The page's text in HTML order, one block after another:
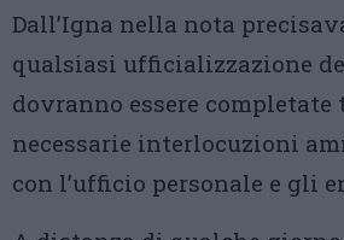
Dall’Igna nella nota
qualsiasi ufficializzazione
dovranno essere completate
necessarie interlocuzioni
con l’ufficio personale e gli